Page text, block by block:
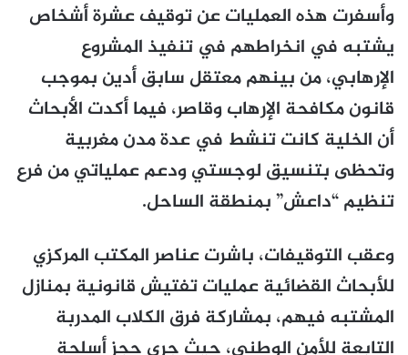
وأسفرت هذه العمليات عن توقيف عشرة أشخاص
يشتبه في انخراطهم في تنفيذ المشروع
الإرهابي، من بينهم معتقل سابق أدين بموجب
قانون مكافحة الإرهاب وقاصر، فيما أكدت الأبحاث
أن الخلية كانت تنشط في عدة مدن مغربية
وتحظى بتنسيق لوجستي ودعم عملياتي من فرع
تنظيم “داعش” بمنطقة الساحل.
وعقب التوقيفات، باشرت عناصر المكتب المركزي
للأبحاث القضائية عمليات تفتيش قانونية بمنازل
المشتبه فيهم، بمشاركة فرق الكلاب المدربة